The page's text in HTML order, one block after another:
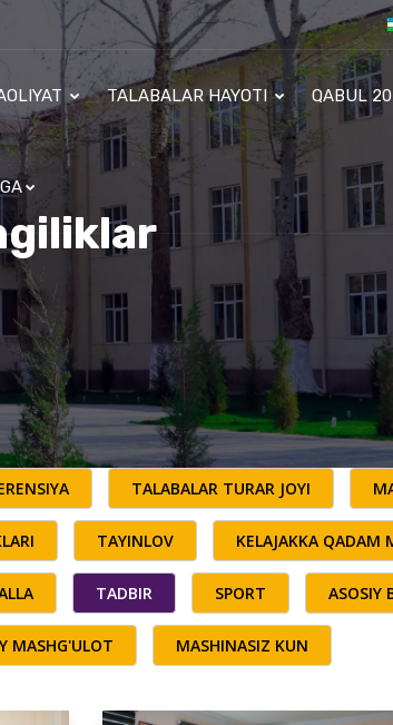
TALABALAR HAYOTI QABUL
TALABALAR TURAR JOYI
TAYINLOV KELAJAKKA QADAM
TADBIR SPORT ASOSIY
MASHG'ULOT MASHINASIZ KUN